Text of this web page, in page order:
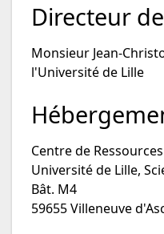
Directeur
Monsieur Jean-
l'Université de Lille
Centre de
Université de Lille,
Bât. M4
59655 Villeneuve